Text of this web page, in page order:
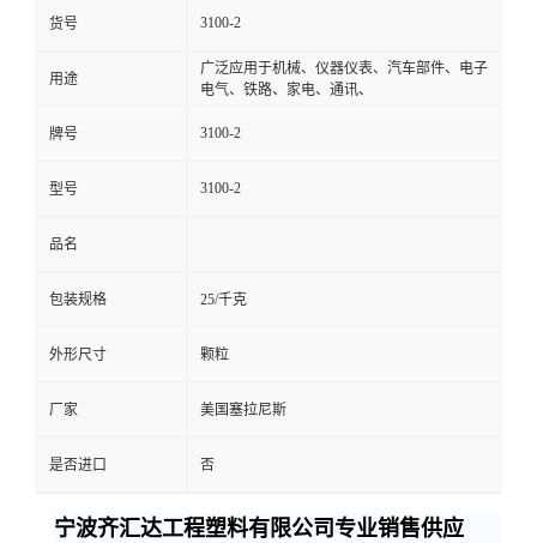
货号 3100-2
用途
广泛应用于机械、仪器仪表、汽车部件、电子
电气、铁路、家电、通讯、
牌号 3100-2
型号 3100-2
品名
包装规格 25/千克
外形尺寸 颗粒
厂家 美国塞拉尼斯
是否进口 否
宁波齐汇达工程塑料有限公司专业销售供应